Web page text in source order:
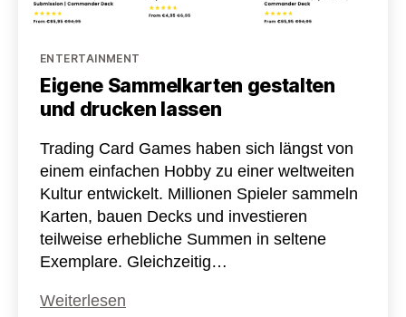
Kategorien
ENTERTAINMENT
Eigene Sammelkarten gestalten
und drucken lassen
Trading Card Games haben sich längst von
einem einfachen Hobby zu einer weltweiten
Kultur entwickelt. Millionen Spieler sammeln
Karten, bauen Decks und investieren
teilweise erhebliche Summen in seltene
Exemplare. Gleichzeitig…
Weiterlesen